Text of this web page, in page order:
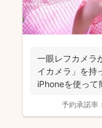
一眼レフカメラ
イカメラ」を持
iPhoneを使って
予約承諾率：